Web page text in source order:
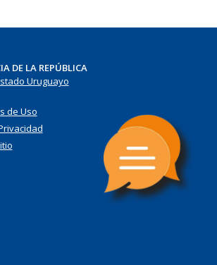
DE LA REPÚBLICA
Uruguayo
de Uso